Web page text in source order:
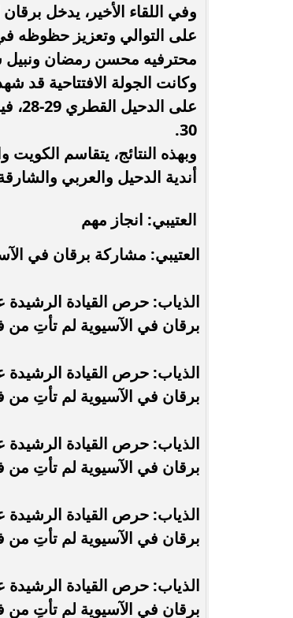
وفي اللقاء الأخير، يدخل
على التوالي وتعزيز حظوظه
محترفيه محسن رمضان
30.
وبهذه النتائج، يتقاسم
أندية الدحيل والعربي
العتيبي: انجاز مهم
العتيبي: مشاركة برقان في
الذياب: حرص القيادة الرشيدة
برقان في الآسيوية لم تأتِ من
الذياب: حرص القيادة الرشيدة
برقان في الآسيوية لم تأتِ من
الذياب: حرص القيادة الرشيدة
برقان في الآسيوية لم تأتِ من
الذياب: حرص القيادة الرشيدة
برقان في الآسيوية لم تأتِ من
الذياب: حرص القيادة الرشيدة
برقان في الآسيوية لم تأتِ من